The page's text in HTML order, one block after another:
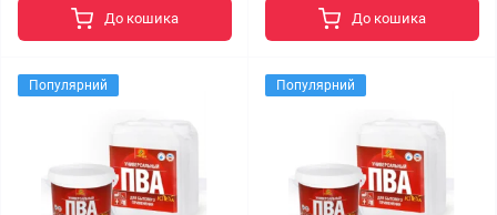
До кошика До кошика
Популярний Популярний